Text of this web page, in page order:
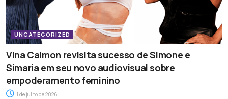
UNCATEGORIZED
Vina Calmon revisita sucesso de Simone e
Simaria em seu novo audiovisual sobre
empoderamento feminino
1 de julho de 2026